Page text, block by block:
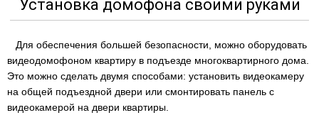
Установка домофона своими руками
Для обеспечения большей безопасности, можно оборудовать
видеодомофоном квартиру в подъезде многоквартирного дома.
Это можно сделать двумя способами: установить видеокамеру
на общей подъездной двери или смонтировать панель с
видеокамерой на двери квартиры.